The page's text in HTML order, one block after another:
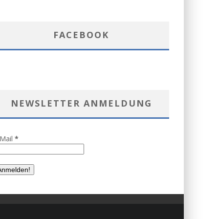
FACEBOOK
NEWSLETTER ANMELDUNG
*